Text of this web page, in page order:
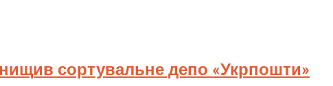
сортувальне депо «Укрпошти»